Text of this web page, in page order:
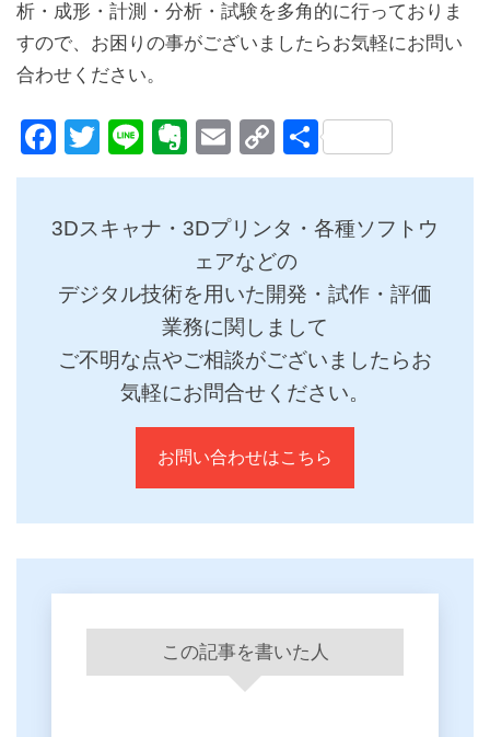
析・成形・計測・分析・試験を多角的に行っておりま
すので、お困りの事がございましたらお気軽にお問い
合わせください。
Facebook
Twitter
LineEvernote
Email
Copy
Link
共
有
3Dスキャナ・3Dプリンタ・各種ソフトウ
ェアなどの
デジタル技術を用いた開発・試作・評価
業務に関しまして
ご不明な点やご相談がございましたらお
気軽にお問合せください。
お問い合わせはこちら
この記事を書いた人